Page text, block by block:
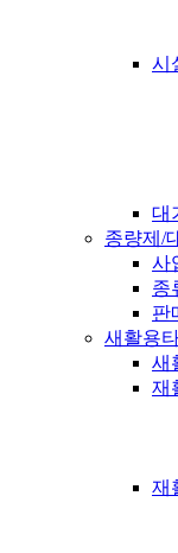
시
대
종량제/
사
종
판
새활용
새
재
재